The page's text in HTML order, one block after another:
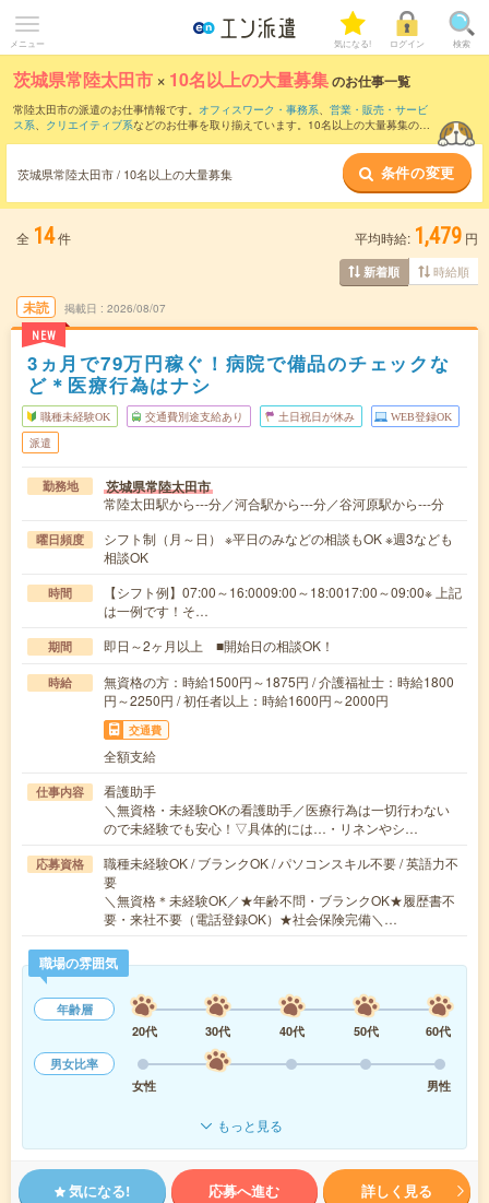
メニュー 気になる! ログイン 検索
茨城県常陸太田市 × 10名以上の大量募集のお仕事一覧
常陸太田市の派遣のお仕事情報です。 オフィスワーク・事務系、 営業・販売・サービ
ス系、 クリエイティブ系などのお仕事を取り揃えています。10名以上の大量募集の条
茨城県常陸太田市 / 10名以上の大量募集 条件の変更
全 14件 平均時給: 1,479 円
新着順 時給順
未読
NEW
掲載日 2026/08/07
3ヵ月で79万円稼ぐ！病院で備品のチェックな
ど＊医療行為はナシ
職種未経験OK 交通費別途支給あり 土日祝日が休み WEB登録OK
派遣
勤務地 茨城県常陸太田市
常陸太田駅から---分／河合駅から---分／谷河原駅から---分
曜日頻度
シフト制（月～日） ※平日のみなどの相談もOK ※週3なども
相談OK
時間
【シフト例】07:00～16:0009:00～18:0017:00～09:00※ 上記
は一例です！そ…
期間 即日～2ヶ月以上 ■開始日の相談OK！
時給
無資格の方：時給1500円～1875円 / 介護福祉士：時給1800
円～2250円 / 初任者以上：時給1600円～2000円
交通費
全額支給
仕事内容
看護助手
＼無資格・未経験OKの看護助手／医療行為は一切行わない
ので未経験でも安心！▽具体的には…・リネンやシ…
応募資格
職種未経験OK / ブランクOK / パソコンスキル不要 / 英語力不
要
＼無資格＊未経験OK／★年齢不問・ブランクOK★履歴書不
要・来社不要（電話登録OK）★社会保険完備＼…
職場の雰囲気
年齢層
20代
30代 40代 50代
60代
男女比率
女性
男性
もっと見る
気になる! 応募へ進む 詳しく見る